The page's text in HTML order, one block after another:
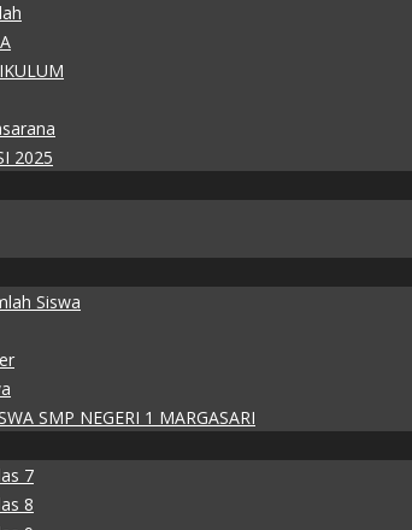
2025
Siswa
SMP NEGERI 1 MARGASARI
7
8